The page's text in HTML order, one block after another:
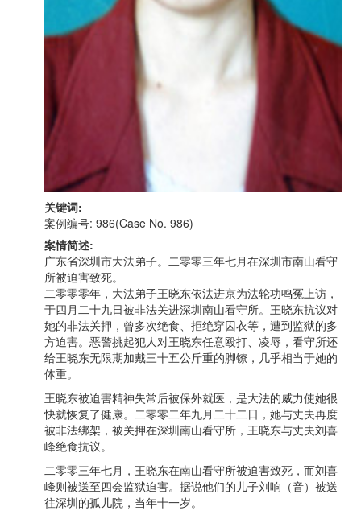
关键词:
案例编号: 986(Case No. 986)
案情简述:
广东省深圳市大法弟子。二零零三年七月在深圳市南山看守
所被迫害致死。
二零零零年，大法弟子王晓东依法进京为法轮功鸣冤上访，
于四月二十九日被非法关进深圳南山看守所。王晓东抗议对
她的非法关押，曾多次绝食、拒绝穿囚衣等，遭到监狱的多
方迫害。恶警挑起犯人对王晓东任意殴打、凌辱，看守所还
给王晓东无限期加戴三十五公斤重的脚镣，几乎相当于她的
体重。
王晓东被迫害精神失常后被保外就医，是大法的威力使她很
快就恢复了健康。二零零二年九月二十二日，她与丈夫再度
被非法绑架，被关押在深圳南山看守所，王晓东与丈夫刘喜
峰绝食抗议。
二零零三年七月，王晓东在南山看守所被迫害致死，而刘喜
峰则被送至四会监狱迫害。据说他们的儿子刘响（音）被送
往深圳的孤儿院，当年十一岁。